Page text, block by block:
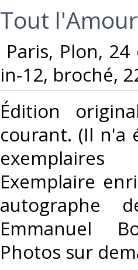
‎Tout
Paris, Plon,
in-12, broché,
‎Édition
courant. (Il n'a
exemplaires
Exemplaire
autographe
Emmanuel
Photos sur